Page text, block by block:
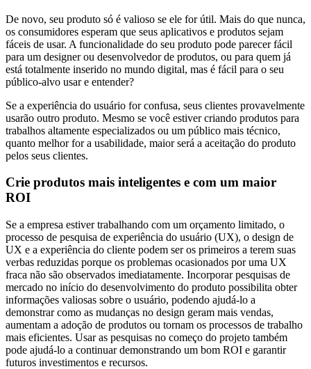
De novo, seu produto só é valioso se ele for útil. Mais do que nunca,
os consumidores esperam que seus aplicativos e produtos sejam
fáceis de usar. A funcionalidade do seu produto pode parecer fácil
para um designer ou desenvolvedor de produtos, ou para quem já
está totalmente inserido no mundo digital, mas é fácil para o seu
público-alvo usar e entender?
Se a experiência do usuário for confusa, seus clientes provavelmente
usarão outro produto. Mesmo se você estiver criando produtos para
trabalhos altamente especializados ou um público mais técnico,
quanto melhor for a usabilidade, maior será a aceitação do produto
pelos seus clientes.
Crie produtos mais inteligentes e com um maior
ROI
Se a empresa estiver trabalhando com um orçamento limitado, o
processo de pesquisa de experiência do usuário (UX), o design de
UX e a experiência do cliente podem ser os primeiros a terem suas
verbas reduzidas porque os problemas ocasionados por uma UX
fraca não são observados imediatamente. Incorporar pesquisas de
mercado no início do desenvolvimento do produto possibilita obter
informações valiosas sobre o usuário, podendo ajudá-lo a
demonstrar como as mudanças no design geram mais vendas,
aumentam a adoção de produtos ou tornam os processos de trabalho
mais eficientes. Usar as pesquisas no começo do projeto também
pode ajudá-lo a continuar demonstrando um bom ROI e garantir
futuros investimentos e recursos.